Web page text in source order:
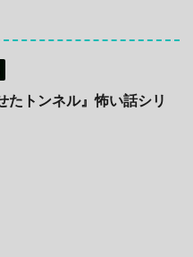
たトンネル』怖い話シリ